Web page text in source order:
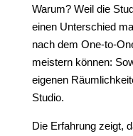
Warum? Weil die
einen Unterschied
nach dem One-to-
meistern können:
eigenen
Studio.
Die Erfahrung zeigt,